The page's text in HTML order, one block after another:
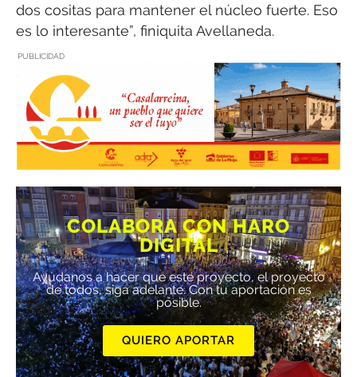
dos cositas para mantener el núcleo fuerte. Eso
es lo interesante”, finiquita Avellaneda.
PUBLICIDAD
COLABORA CON HARO
DIGITAL
Ayúdanos a hacer que este proyecto, el proyecto
de todos, siga adelante. Con tu aportación es
posible.
QUIERO APORTAR